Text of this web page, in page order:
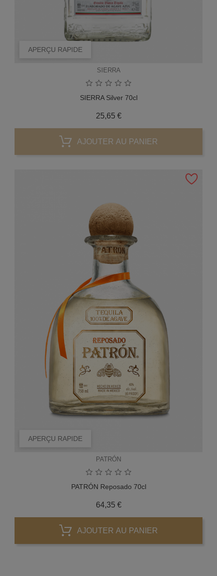
APERÇU RAPIDE
SIERRA
SIERRA Silver 70cl
25,65 €Prix
AJOUTER AU PANIER
APERÇU RAPIDE
PATRÓN
PATRÓN Reposado 70cl
64,35 €Prix
AJOUTER AU PANIER